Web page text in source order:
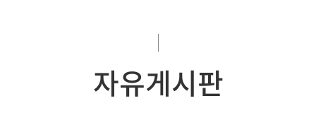
자유게시판